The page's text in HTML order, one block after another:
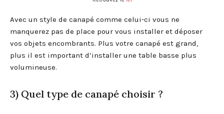
Avec un style de canapé comme celui-ci vous ne
manquerez pas de place pour vous installer et déposer
vos objets encombrants. Plus votre canapé est grand,
plus il est important d’installer une table basse plus
volumineuse.
3) Quel type de canapé choisir ?